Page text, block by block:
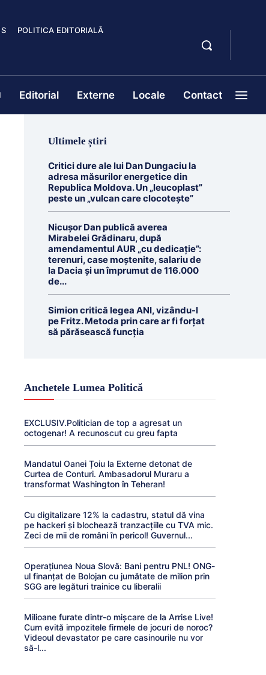
POLITICA EDITORIALĂ
Editorial Externe Locale Contact
Ultimele știri
Critici dure ale lui Dan Dungaciu la
adresa măsurilor energetice din
Republica Moldova. Un „leucoplast”
peste un „vulcan care clocotește”
Nicușor Dan publică averea
Mirabelei Grădinaru, după
amendamentul AUR „cu dedicație”:
terenuri, case moștenite, salariu de
la Dacia și un împrumut de 116.000
de...
Simion critică legea ANI, vizându-l
pe Fritz. Metoda prin care ar fi forțat
să părăsească funcția
Anchetele Lumea Politică
EXCLUSIV.Politician de top a agresat un
octogenar! A recunoscut cu greu fapta
Mandatul Oanei Țoiu la Externe detonat de
Curtea de Conturi. Ambasadorul Muraru a
transformat Washington în Teheran!
Cu digitalizare 12% la cadastru, statul dă vina
pe hackeri și blochează tranzacțiile cu TVA mic.
Zeci de mii de români în pericol! Guvernul...
Operațiunea Noua Slovă: Bani pentru PNL! ONG-
ul finanțat de Bolojan cu jumătate de milion prin
SGG are legături trainice cu liberalii
Milioane furate dintr-o mișcare de la Arrise Live!
Cum evită impozitele firmele de jocuri de noroc?
Videoul devastator pe care casinourile nu vor
să-l...